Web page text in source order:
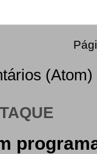
(Atom)